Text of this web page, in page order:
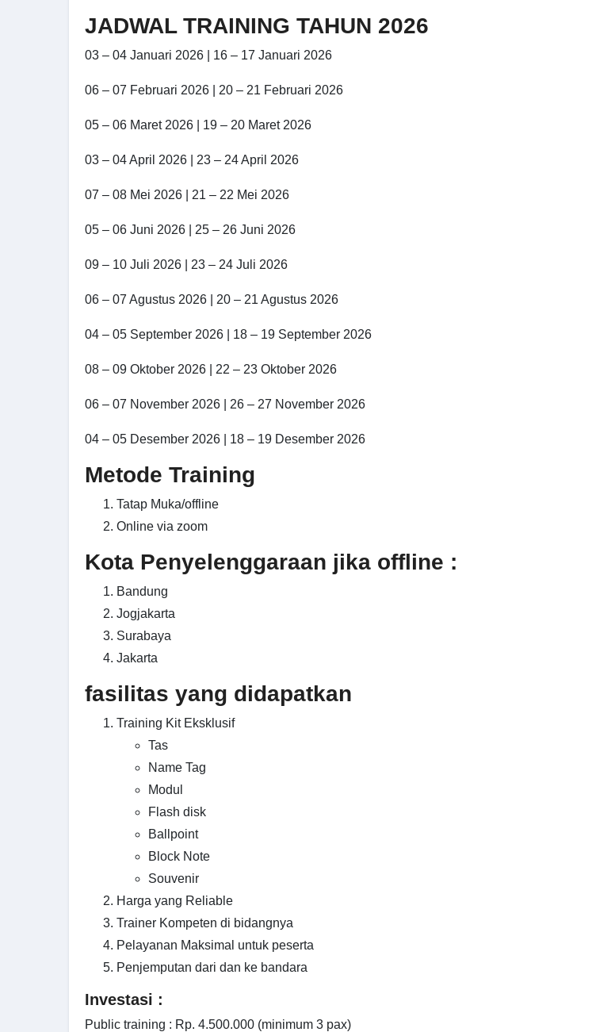
JADWAL TRAINING TAHUN 2026
03 – 04 Januari 2026 | 16 – 17 Januari 2026
06 – 07 Februari 2026 | 20 – 21 Februari 2026
05 – 06 Maret 2026 | 19 – 20 Maret 2026
03 – 04 April 2026 | 23 – 24 April 2026
07 – 08 Mei 2026 | 21 – 22 Mei 2026
05 – 06 Juni 2026 | 25 – 26 Juni 2026
09 – 10 Juli 2026 | 23 – 24 Juli 2026
06 – 07 Agustus 2026 | 20 – 21 Agustus 2026
04 – 05 September 2026 | 18 – 19 September 2026
08 – 09 Oktober 2026 | 22 – 23 Oktober 2026
06 – 07 November 2026 | 26 – 27 November 2026
04 – 05 Desember 2026 | 18 – 19 Desember 2026
Metode Training
Tatap Muka/offline
Online via zoom
Kota Penyelenggaraan jika offline :
Bandung
Jogjakarta
Surabaya
Jakarta
fasilitas yang didapatkan
Training Kit Eksklusif
Tas
Name Tag
Modul
Flash disk
Ballpoint
Block Note
Souvenir
Harga yang Reliable
Trainer Kompeten di bidangnya
Pelayanan Maksimal untuk peserta
Penjemputan dari dan ke bandara
Investasi :
Public training : Rp. 4.500.000 (minimum 3 pax)